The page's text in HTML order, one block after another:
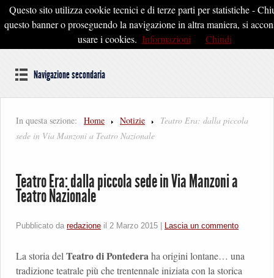
Pontedera2020
Dal cuore della Toscana un'idea di Futuro
Navigazione secondaria
In questa sezione: Home Notizie
Teatro Era: dalla piccola
sede in Via Manzoni a Teatro Nazionale
Teatro Era: dalla piccola sede in Via Manzoni a
Teatro Nazionale
Pubblicato da redazione il 2 Marzo 2015 Lascia un commento
La storia delTeatro di Pontederaha origini lontane… una
tradizione teatrale più che trentennale iniziata con la storica
Questo sito utilizza cookie tecnici e di terze parti per statistiche -
questo banner o proseguendo la navigazione in altra maniera, si
usare i cookies. Informazioni Chiudi